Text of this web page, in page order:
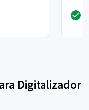
Digitalizador